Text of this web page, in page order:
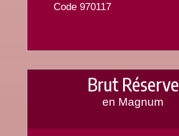
Code 970117
Brut Réserve
en Magnum